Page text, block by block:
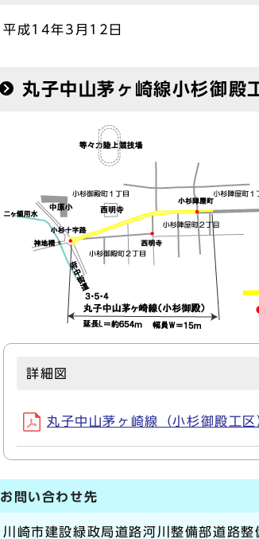
平成14年3月12日
丸子中山茅ヶ崎線小杉御殿
詳細図
丸子中山茅ヶ崎線（小杉御殿工
お問い合わせ先
川崎市建設緑政局道路河川整備部道路整